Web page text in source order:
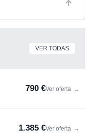
VER TODAS
790 €Ver oferta →
1.385 €Ver oferta →